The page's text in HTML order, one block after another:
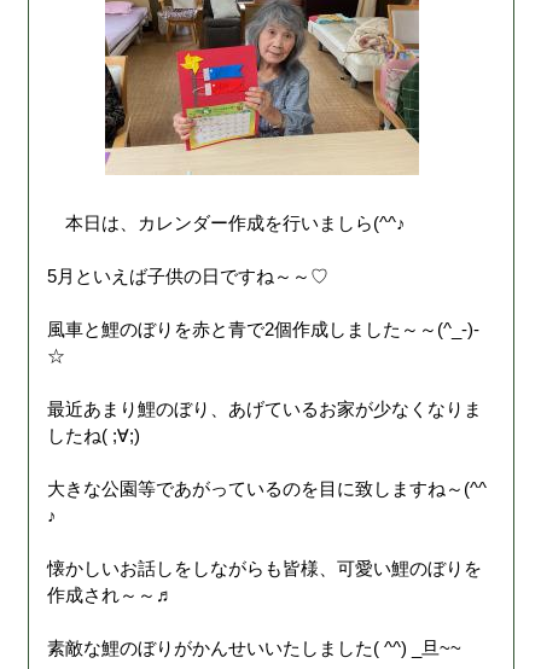
本日は、カレンダー作成を行いましら(^^♪
5月といえば子供の日ですね～～♡
風車と鯉のぼりを赤と青で2個作成しました～～(^_-)-
☆
最近あまり鯉のぼり、あげているお家が少なくなりま
したね( ;∀;)
大きな公園等であがっているのを目に致しますね～(^^
♪
懐かしいお話しをしながらも皆様、可愛い鯉のぼりを
作成され～～♬
素敵な鯉のぼりがかんせいいたしました( ^^) _旦~~